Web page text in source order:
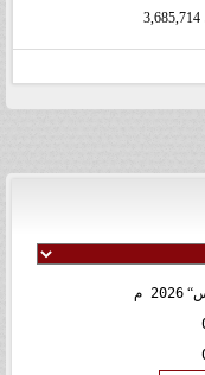
2026 م